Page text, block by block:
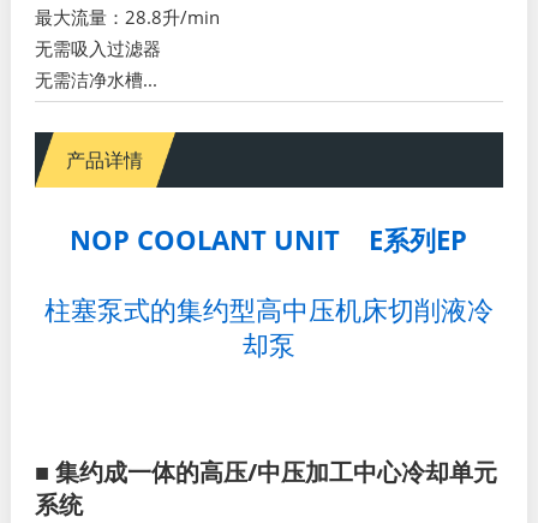
最大流量：28.8升/min
无需吸入过滤器
无需洁净水槽...
产品详情
NOP COOLANT UNIT E系列EP
柱塞泵式的集约型高中压机床切削液冷
却泵
■ 集约成一体的高压/中压加工中心冷却单元
系统